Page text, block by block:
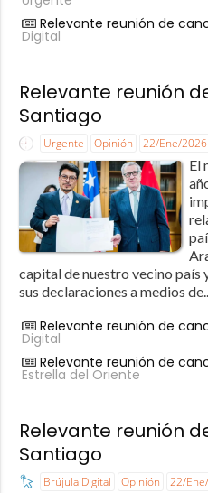
Relevante reunión de
Digital
Relevante reunión
Santiago
Urgente Opinión 22/Ene/2026
El
capital de nuestro vecino país
sus declaraciones a medios de...
Relevante reunión de
Digital
Relevante reunión de
Estrella del Oriente
Relevante reunión
Santiago
Brújula Digital Opinión 22/